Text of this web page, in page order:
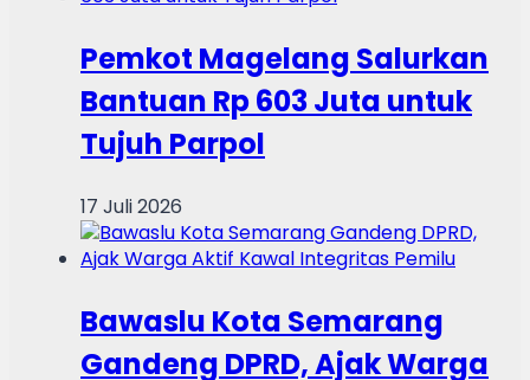
Pemkot Magelang Salurkan
Bantuan Rp 603 Juta untuk
Tujuh Parpol
17 Juli 2026
Bawaslu Kota Semarang
Gandeng DPRD, Ajak Warga